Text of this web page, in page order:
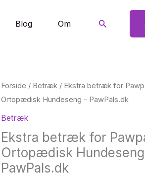
Blog Om Søg
Forside / Betræk/ Ekstra betræk for
Ortopædisk Hundeseng – PawPals.dk
Betræk
Ekstra betræk for
Ortopædisk
PawPals.dk